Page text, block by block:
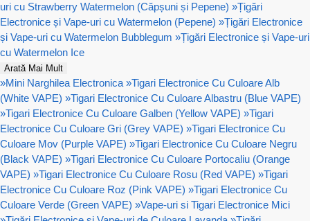
uri cu Strawberry Watermelon (Căpșuni și Pepene) »Țigări
Electronice și Vape-uri cu Watermelon (Pepene) »Țigări Electronice
și Vape-uri cu Watermelon Bubblegum »Țigări Electronice și Vape-uri
cu Watermelon Ice
Arată Mai Mult
»Mini Narghilea Electronica »Tigari Electronice Cu Culoare Alb
(White VAPE) »Tigari Electronice Cu Culoare Albastru (Blue VAPE)
»Tigari Electronice Cu Culoare Galben (Yellow VAPE) »Tigari
Electronice Cu Culoare Gri (Grey VAPE) »Tigari Electronice Cu
Culoare Mov (Purple VAPE) »Tigari Electronice Cu Culoare Negru
(Black VAPE) »Tigari Electronice Cu Culoare Portocaliu (Orange
VAPE) »Tigari Electronice Cu Culoare Rosu (Red VAPE) »Tigari
Electronice Cu Culoare Roz (Pink VAPE) »Tigari Electronice Cu
Culoare Verde (Green VAPE) »Vape-uri si Tigari Electronice Mici